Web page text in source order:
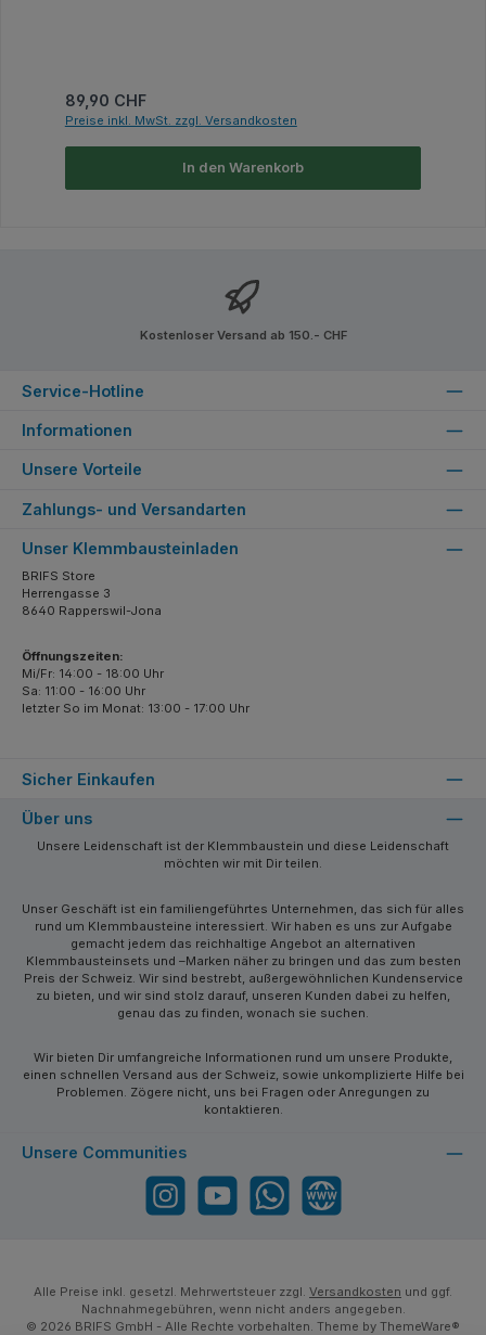
Regulärer Preis:
89,90 CHF
Preise inkl. MwSt. zzgl. Versandkosten
In den Warenkorb
Kostenloser Versand ab 150.- CHF
Service-Hotline
Informationen
Unsere Vorteile
Zahlungs- und Versandarten
Sicher Einkaufen
Unser Klemmbausteinladen
BRIFS Store
Herrengasse 3
8640 Rapperswil-Jona
Öffnungszeiten:
Mi/Fr: 14:00 - 18:00 Uhr
Sa: 11:00 - 16:00 Uhr
letzter So im Monat: 13:00 - 17:00 Uhr
Über uns
Unsere Leidenschaft ist der Klemmbaustein und diese Leidenschaft
möchten wir mit Dir teilen.
Unser Geschäft ist ein familiengeführtes Unternehmen, das sich für alles
rund um Klemmbausteine interessiert. Wir haben es uns zur Aufgabe
gemacht jedem das reichhaltige Angebot an alternativen
Klemmbausteinsets und –Marken näher zu bringen und das zum besten
Preis der Schweiz. Wir sind bestrebt, außergewöhnlichen Kundenservice
zu bieten, und wir sind stolz darauf, unseren Kunden dabei zu helfen,
genau das zu finden, wonach sie suchen.
Wir bieten Dir umfangreiche Informationen rund um unsere Produkte,
einen schnellen Versand aus der Schweiz, sowie unkomplizierte Hilfe bei
Problemen. Zögere nicht, uns bei Fragen oder Anregungen zu
kontaktieren.
Unsere Communities
Instagram YouTube WhatsApp Website
Alle Preise inkl. gesetzl. Mehrwertsteuer zzgl. Versandkosten und ggf.
Nachnahmegebühren, wenn nicht anders angegeben.
© 2026 BRIFS GmbH - Alle Rechte vorbehalten. Theme by ThemeWare®